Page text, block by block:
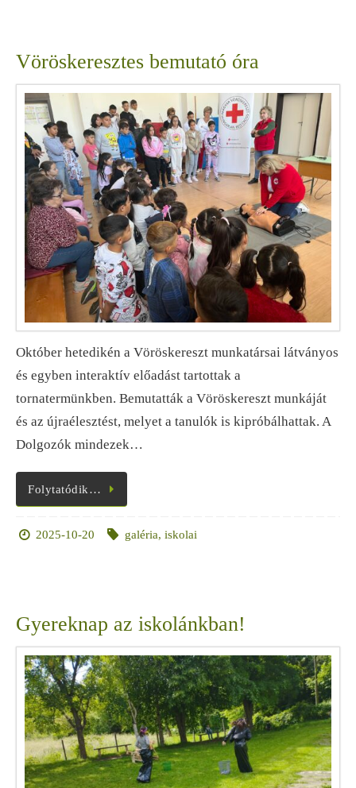
Vöröskeresztes bemutató óra
Október hetedikén a Vöröskereszt munkatársai látványos
és egyben interaktív előadást tartottak a
tornatermünkben. Bemutatták a Vöröskereszt munkáját
és az újraélesztést, melyet a tanulók is kipróbálhattak. A
Dolgozók mindezek…
Folytatódik…
2025-10-20 galéria, iskolai
Gyereknap az iskolánkban!